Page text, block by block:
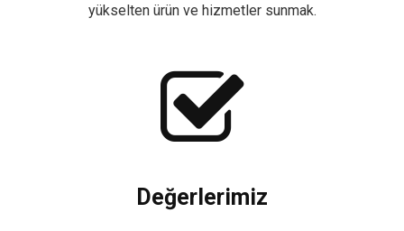
yükselten ürün ve hizmetler sunmak.
Değerlerimiz